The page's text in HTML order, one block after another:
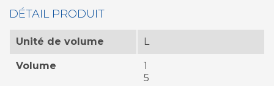
DÉTAIL PRODUIT
Unité de volume L
Volume
1
5